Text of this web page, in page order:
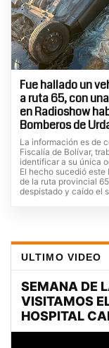
Fue hallado un
a ruta 65, con
en Radioshow
Bomberos de
La información es de
Fiscalía de Bolívar,
identificar a su única
El hecho sucedió
de la ruta provincial
despistado y caído el
ULTIMO VIDEO